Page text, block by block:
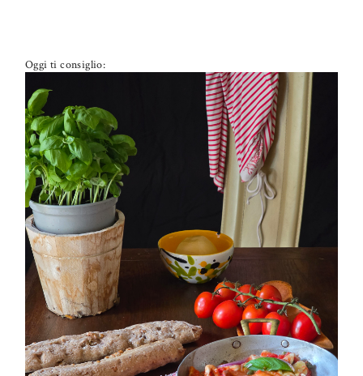
Oggi ti consiglio:
PETTI DI POLLO ALLA PIZZAIOLA